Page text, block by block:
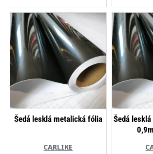
CARLIKE
Šedá lesklá metalická fólia
Šedá